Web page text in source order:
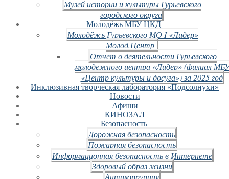
Музей истории и культуры Гурьевского
городского округа
Молодёжь МБУ ЦКД
Молодёжь Гурьевского МО I «Лидер»
Молод.Центр
Отчет о деятельности Гурьевского
молодежного центра «Лидер» (филиал
«Центр культуры и досуга») за 2025 год
Инклюзивная творческая лаборатория «Подсолнухи»
Новости
Афиши
КИНОЗАЛ
Безопасность
Дорожная безопасность
Пожарная безопасность
Информационная безопасность в Интернете
Здоровый образ жизни